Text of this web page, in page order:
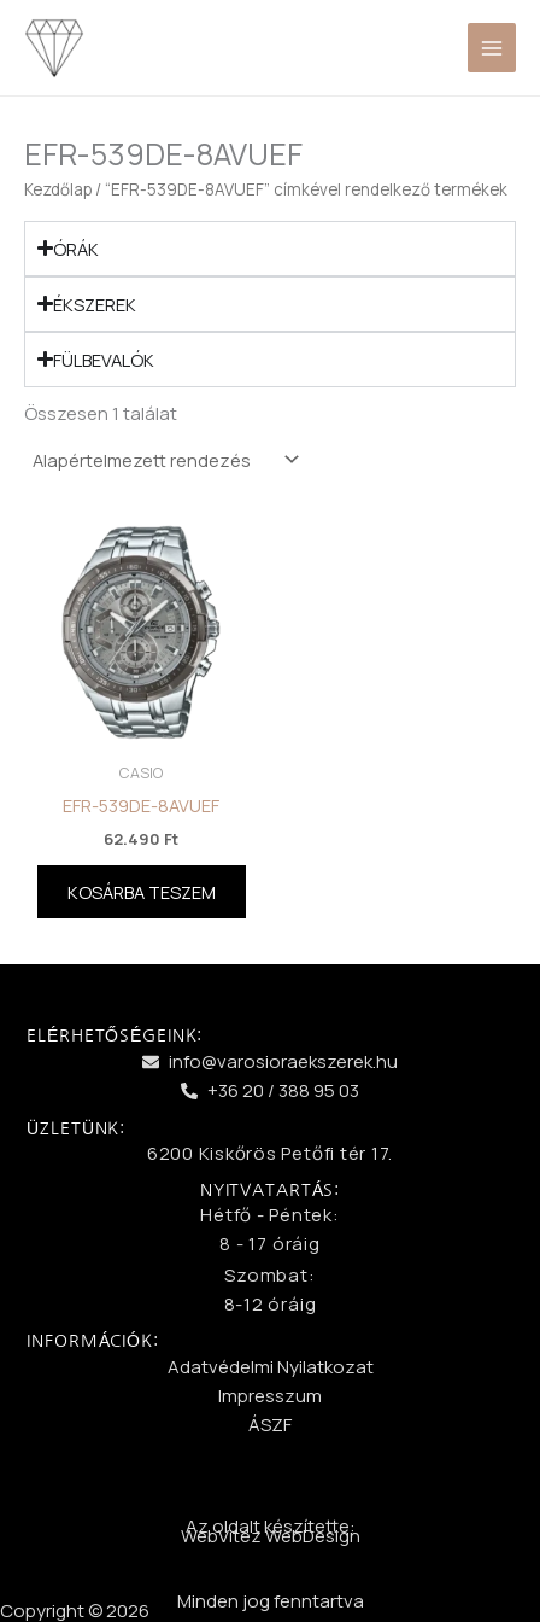
Skip
content
EFR-539DE-8AVUEF
Kezdőlap / “EFR-539DE-8AVUEF” címkével rendelkező termékek
ÓRÁK
ÉKSZEREK
FÜLBEVALÓK
Összesen 1 találat
CASIO
EFR-539DE-8AVUEF
62.490 Ft
KOSÁRBA TESZEM
ELÉRHETŐSÉGEINK:
info@varosioraekszerek.hu
+36 20 / 388 95 03
ÜZLETÜNK:
6200 Kiskőrös Petőfi tér 17.
NYITVATARTÁS:
Hétfő - Péntek:
8 - 17 óráig
Szombat:
8-12 óráig
INFORMÁCIÓK:
Adatvédelmi Nyilatkozat
Impresszum
ÁSZF
Az oldalt készítette:
WebVitéz WebDesign
Minden jog fenntartva
Copyright © 2026